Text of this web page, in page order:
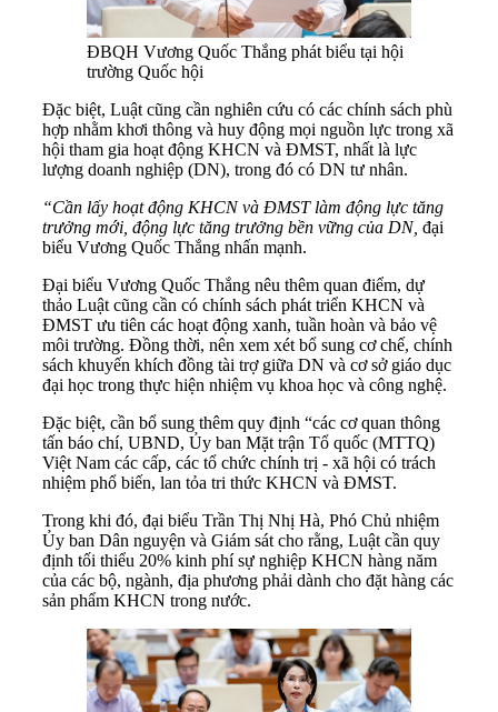
ĐBQH Vương Quốc Thắng phát biểu tại hội
trường Quốc hội
Đặc biệt, Luật cũng cần nghiên cứu có các chính sách phù
hợp nhằm khơi thông và huy động mọi nguồn lực trong xã
hội tham gia hoạt động KHCN và ĐMST, nhất là lực
lượng doanh nghiệp (DN), trong đó có DN tư nhân.
“Cần lấy hoạt động KHCN và ĐMST làm động lực tăng
trưởng mới, động lực tăng trưởng bền vững của DN, đại
biểu Vương Quốc Thắng nhấn mạnh.
Đại biểu Vương Quốc Thắng nêu thêm quan điểm, dự
thảo Luật cũng cần có chính sách phát triển KHCN và
ĐMST ưu tiên các hoạt động xanh, tuần hoàn và bảo vệ
môi trường. Đồng thời, nên xem xét bổ sung cơ chế, chính
sách khuyến khích đồng tài trợ giữa DN và cơ sở giáo dục
đại học trong thực hiện nhiệm vụ khoa học và công nghệ.
Đặc biệt, cần bổ sung thêm quy định “các cơ quan thông
tấn báo chí, UBND, Ủy ban Mặt trận Tổ quốc (MTTQ)
Việt Nam các cấp, các tổ chức chính trị - xã hội có trách
nhiệm phổ biến, lan tỏa tri thức KHCN và ĐMST.
Trong khi đó, đại biểu Trần Thị Nhị Hà, Phó Chủ nhiệm
Ủy ban Dân nguyện và Giám sát cho rằng, Luật cần quy
định tối thiểu 20% kinh phí sự nghiệp KHCN hàng năm
của các bộ, ngành, địa phương phải dành cho đặt hàng các
sản phẩm KHCN trong nước.